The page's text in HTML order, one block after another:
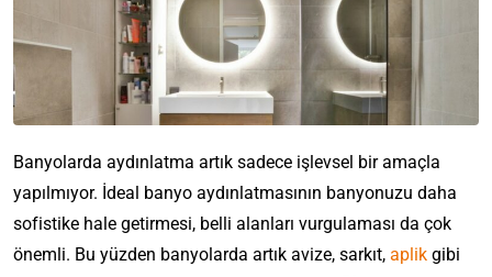
Banyolarda aydınlatma artık sadece işlevsel bir amaçla
yapılmıyor. İdeal banyo aydınlatmasının banyonuzu daha
sofistike hale getirmesi, belli alanları vurgulaması da çok
önemli. Bu yüzden banyolarda artık avize, sarkıt, aplik gibi